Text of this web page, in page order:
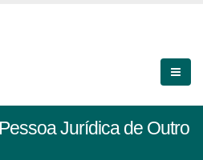
Jurídica de Outro